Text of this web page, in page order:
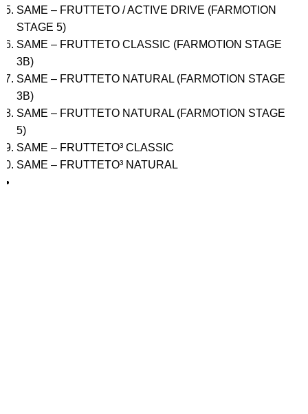
SAME – FRUTTETO / ACTIVE DRIVE (FARMOTION
STAGE 5)
SAME – FRUTTETO CLASSIC (FARMOTION STAGE
3B)
SAME – FRUTTETO NATURAL (FARMOTION STAGE
3B)
SAME – FRUTTETO NATURAL (FARMOTION STAGE
5)
SAME – FRUTTETO³ CLASSIC
SAME – FRUTTETO³ NATURAL